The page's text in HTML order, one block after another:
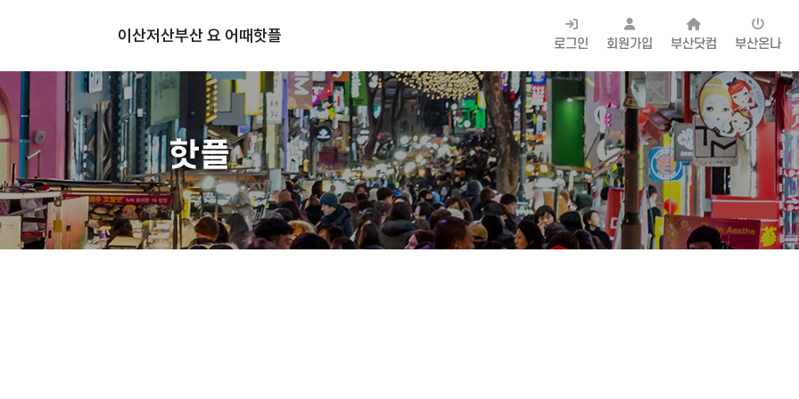
이산저산부산 요 어때핫플 로그인 회원가입 부산닷컴 부산온나
핫플